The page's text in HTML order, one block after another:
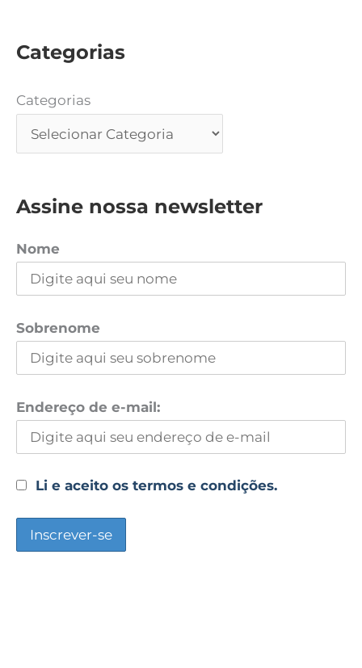
Categorias
Categorias
Assine nossa newsletter
Nome
Sobrenome
Endereço de e-mail:
Li e aceito os termos e condições.